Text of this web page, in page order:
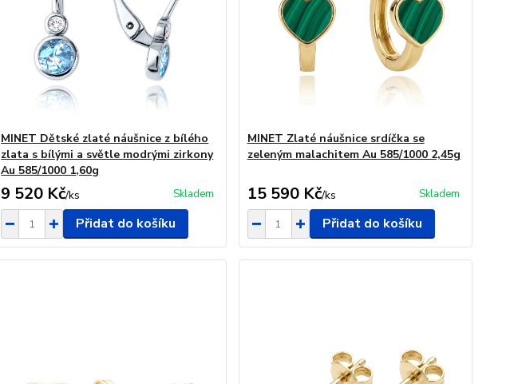
MINET Dětské zlaté náušnice z bílého
zlata s bílými a světle modrými zirkony
Au 585/1000 1,60g
9 520 Kč/ks Skladem
Přidat do košíku
MINET Zlaté náušnice srdíčka se
zeleným malachitem Au 585/1000 2,45g
15 590 Kč/ks Skladem
Přidat do košíku